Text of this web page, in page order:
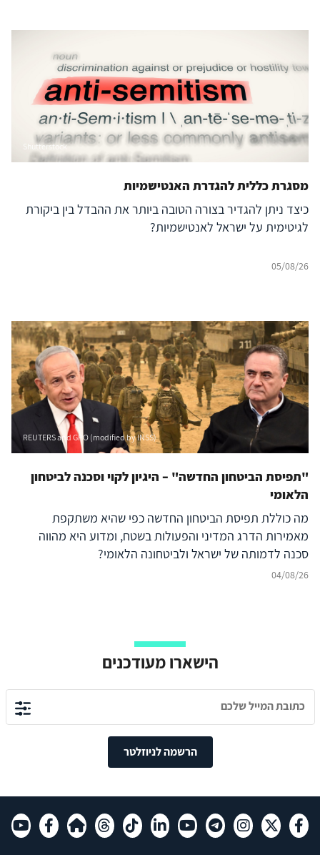
ישראל, יוון, קפריסין ויכולת הפעולה המשותפת
(Interoperability) של נאט"ו – נודעת משמעות רבה, המחייבת
בחינה אסטרטגית קפדנית.
Shutterstock
מסגרת כללית להגדרת האנטישמיות
כיצד ניתן להגדיר בצורה הטובה ביותר את ההבדל בין ביקורת
לגיטימית על ישראל לאנטישמיות?
05/08/26
REUTERS and GPO (modified by INSS)
"תפיסת הביטחון החדשה" – היגיון לקוי וסכנה לביטחון
הלאומי
מה כוללת תפיסת הביטחון החדשה כפי שהיא משתקפת
מאמירות הדרג המדיני והפעולות בשטח, ומדוע היא מהווה
סכנה לדמותה של ישראל ולביטחונה הלאומי?
04/08/26
הישארו מעודכנים
הרשמה לניוזלטר